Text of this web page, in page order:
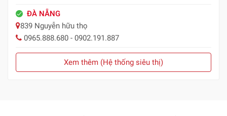
ĐÀ NẴNG
839 Nguyễn hữu thọ
0965.888.680 - 0902.191.887
Xem thêm (Hệ thống siêu thị)